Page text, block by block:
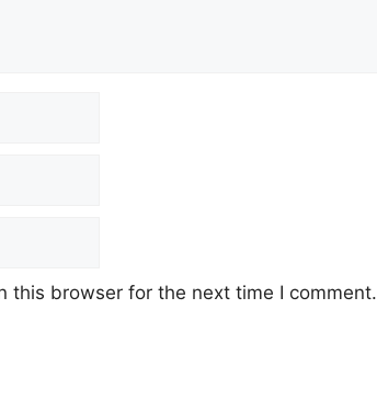
this browser for the next time I comment.